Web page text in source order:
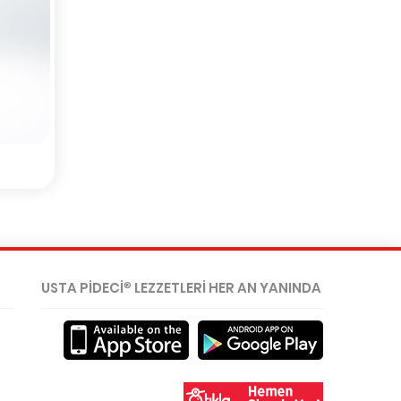
USTA PİDECİ® LEZZETLERİ HER AN YANINDA